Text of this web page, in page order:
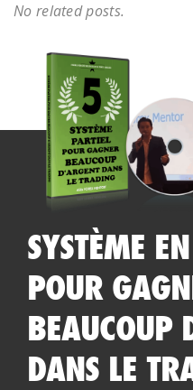
No related posts.
SYSTÈME
POUR
BEAUCOUP
DANS LE